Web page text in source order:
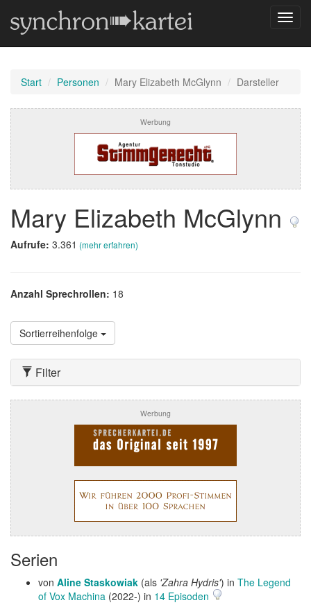
Start Personen Mary Elizabeth McGlynn Darsteller
Werbung
Mary Elizabeth McGlynn
Aufrufe: 3.361 (mehr erfahren)
Anzahl Sprechrollen: 18
Sortierreihenfolge
Filter
Werbung
Serien
von Aline Staskowiak (als 'Zahra Hydris') in The Legend
of Vox Machina (2022-) in 14 Episoden